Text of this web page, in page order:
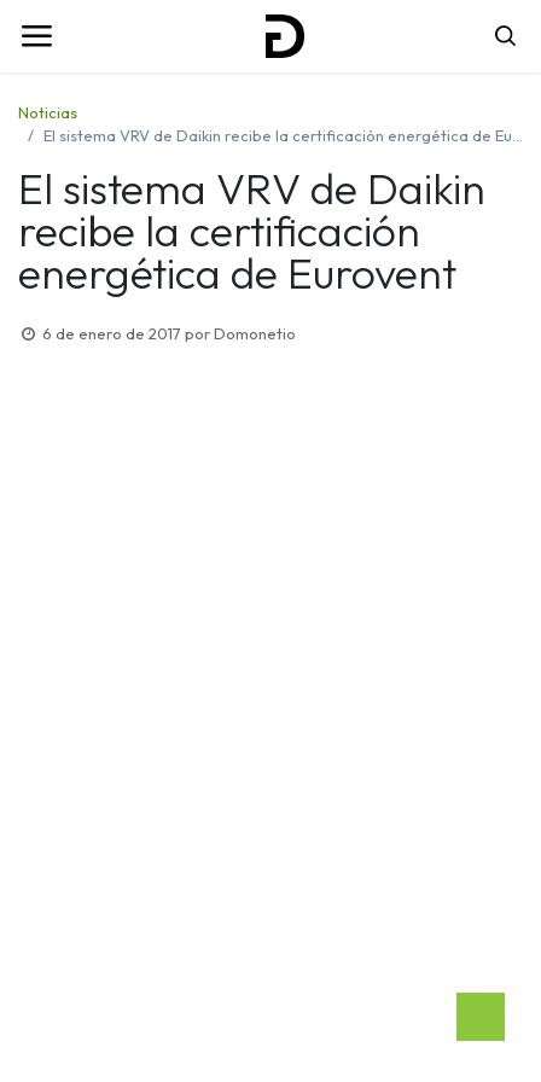
Noticias
El sistema VRV de Daikin recibe la certificación energética de Eurovent
El sistema VRV de Daikin
recibe la certificación
energética de Eurovent
6 de enero de 2017 porDomonetio